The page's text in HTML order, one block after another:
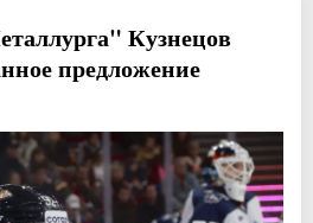
Кузнецов
предложение